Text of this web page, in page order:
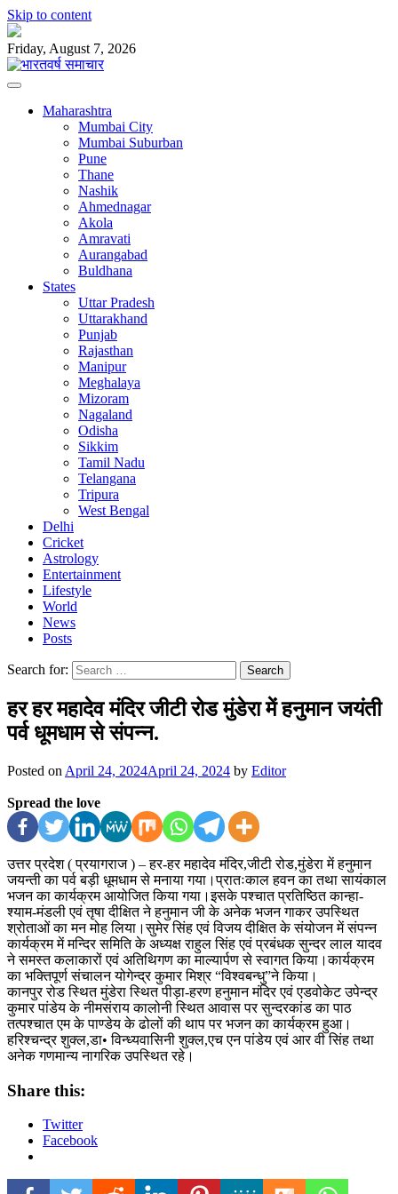
Skip to content
Friday, August 7, 2026
Maharashtra
Mumbai City
Mumbai Suburban
Pune
Thane
Nashik
Ahmednagar
Akola
Amravati
Aurangabad
Buldhana
States
Uttar Pradesh
Uttarakhand
Punjab
Rajasthan
Manipur
Meghalaya
Mizoram
Nagaland
Odisha
Sikkim
Tamil Nadu
Telangana
Tripura
West Bengal
Delhi
Cricket
Astrology
Entertainment
Lifestyle
World
News
Posts
Search for:
हर हर महादेव मंदिर जीटी रोड मुंडेरा में हनुमान जयंती
पर्व धूमधाम से संपन्न.
Posted on April 24, 2024April 24, 2024 by Editor
Spread the love
उत्तर प्रदेश ( प्रयागराज ) – हर-हर महादेव मंदिर,जीटी रोड,मुंडेरा में हनुमान
जयन्ती का पर्व बड़ी धूमधाम से मनाया गया।प्रातःकाल हवन का तथा सायंकाल
भजन का कार्यक्रम आयोजित किया गया।इसके पश्चात प्रतिष्ठित कान्हा-
श्याम-मंडली एवं तृषा दीक्षित ने हनुमान जी के अनेक भजन गाकर उपस्थित
श्रोताओं का मन मोह लिया।सुमेर सिंह एवं विजय दीक्षित के संयोजन में संपन्न
कार्यक्रम में मन्दिर समिति के अध्यक्ष राहुल सिंह एवं प्रबंधक सुन्दर लाल यादव
ने समस्त कलाकारों एवं अतिथिगण का माल्यार्पण से स्वागत किया।कार्यक्रम
का भक्तिपूर्ण संचालन योगेन्द्र कुमार मिश्र “विश्वबन्धु”ने किया।
कानपुर रोड स्थित मुंडेरा स्थित पीड़ा-हरण हनुमान मंदिर एवं एडवोकेट उपेन्द्र
कुमार पांडेय के नीमसंराय कालोनी स्थित आवास पर सुन्दरकांड का पाठ
तत्पश्चात एम के पाण्डेय के ढोलों की थाप पर भजन का कार्यक्रम हुआ।
हरिश्चन्द्र शुक्ल,डा• विन्ध्यवासिनी शुक्ल,एच एन पांडेय एवं आर वी सिंह तथा
अनेक गणमान्य नागरिक उपस्थित रहे।
Share this:
Twitter
Facebook